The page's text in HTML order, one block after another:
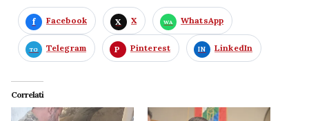
Facebook X WhatsApp
Telegram Pinterest LinkedIn
Correlati